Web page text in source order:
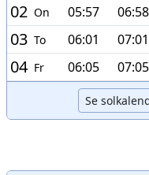
02 On 05:57 06:58
03 To 06:01 07:01
04 Fr 06:05 07:05
Se